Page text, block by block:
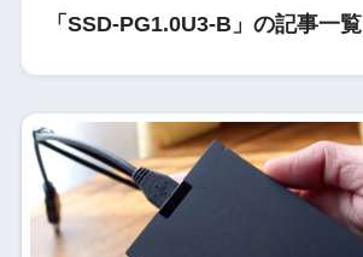
「SSD-PG1.0U3-B」の記事一覧